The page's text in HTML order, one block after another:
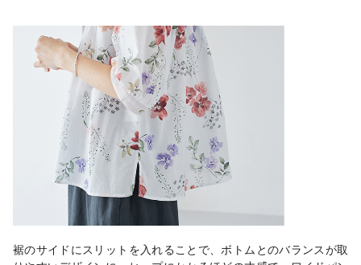
裾のサイドにスリットを入れることで、ボトムとのバランスが取